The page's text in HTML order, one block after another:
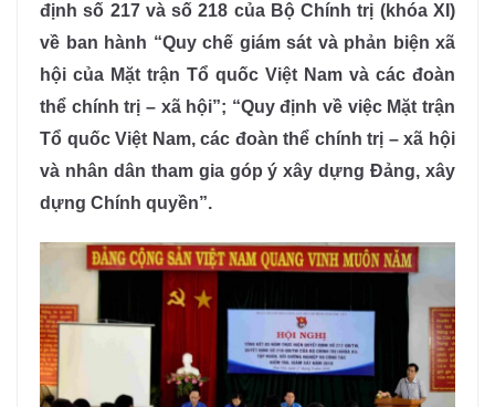
định số 217 và số 218 của Bộ Chính trị (khóa XI)
về ban hành “Quy chế giám sát và phản biện xã
hội của Mặt trận Tổ quốc Việt Nam và các đoàn
thể chính trị – xã hội”; “Quy định về việc Mặt trận
Tổ quốc Việt Nam, các đoàn thể chính trị – xã hội
và nhân dân tham gia góp ý xây dựng Đảng, xây
dựng Chính quyền”.